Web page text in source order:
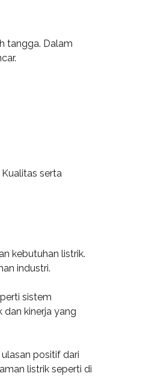
tangga. Dalam
serta
kebutuhan listrik.
industri.
sistem
kinerja yang
positif dari
listrik seperti di